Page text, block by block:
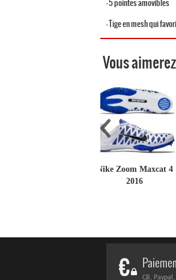
- 5 pointes amovibles
- Tige en mesh qui
Vous
Nike Zoom Maxcat 4
2016
CB,